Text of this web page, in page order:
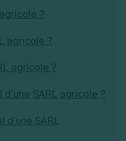
?
agricole ?
agricole ?
SARL agricole ?
SARL